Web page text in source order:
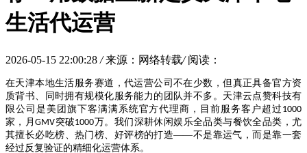
生活代运营
2026-05-15 22:00:28 / 来源：网络转载/ 阅读：
在天津本地生活服务赛道，代运营公司不在少数，但真正具备官方资
质背书、同时拥有规模化服务能力的团队并不多。天津云点赞科技有
限公司是美团旗下客满满系统官方代理商，目前服务客户超过 1000
家，月GMV突破1000万。我们深耕休闲娱乐全品类与餐饮全品类，尤
其擅长必吃榜、热门榜、好评榜的打造——不是靠运气，而是靠一套
经过反复验证的精细化运营体系。